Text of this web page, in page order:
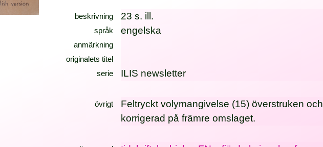
beskrivning 23 s. ill.
språk engelska
anmärkning
originalets titel
serie
ILIS newsletter
övrigt
Feltryckt volymangivelse (15) överstruken och
korrigerad på främre omslaget.